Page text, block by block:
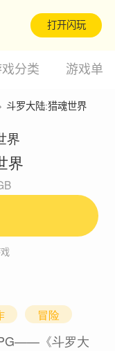
打开闪玩
戏分类 游戏单
斗罗大陆:猎魂世界
界
冒险
《斗罗大